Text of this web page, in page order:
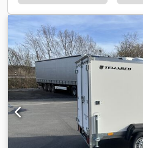
und sehen Sie, wie der TRV
außergewöhnlicher Leistung
Halbfertige Holzprodukte für
Dodpfx Alsv Ip U Ijyjck
den Seiten des Stammes
Fußböden Leimholz, Bretter,
Ultimative Lösung für